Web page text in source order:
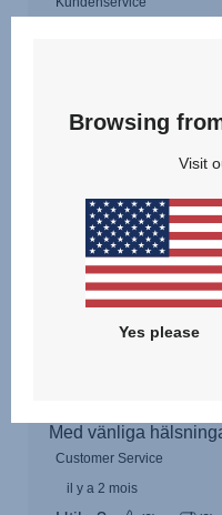
Browsing
Visit
Yes please